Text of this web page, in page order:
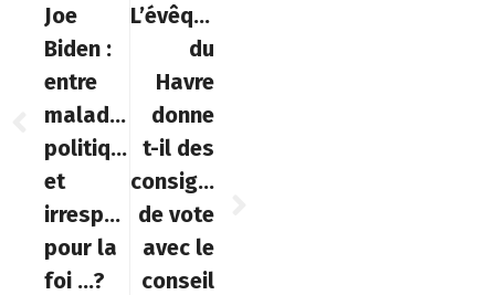
Joe
Biden :
entre
maladresse
politique
et
irrespect
pour la
foi …?
L’évêque
du
Havre
donne
t-il des
consignes
de vote
avec le
conseil